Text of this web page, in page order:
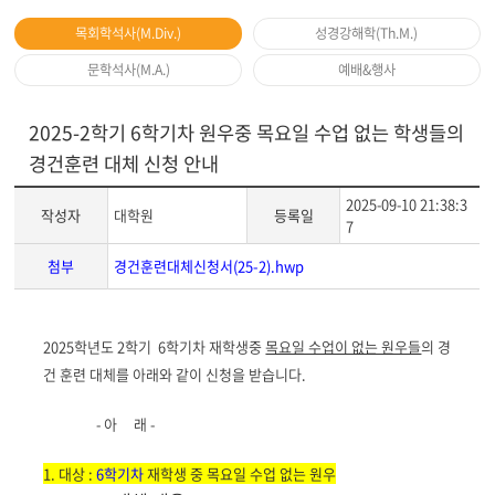
목회학석사(M.Div.)
성경강해학(Th.M.)
문학석사(M.A.)
예배&행사
2025-2학기 6학기차 원우중 목요일 수업 없는 학생들의
경건훈련 대체 신청 안내
작성자 대학원 등록일
2025-09-10 21:38:3
7
첨부
경건훈련대체신청서(25-2).hwp
게
시
글
2025학년도 2학기 6학기차 재학생중목요일 수업이 없는 원우들의 경
건 훈련 대체를 아래와 같이 신청을 받습니다.
- 아 래 -
1. 대상 :6학기차재학생 중 목요일 수업 없는 원우